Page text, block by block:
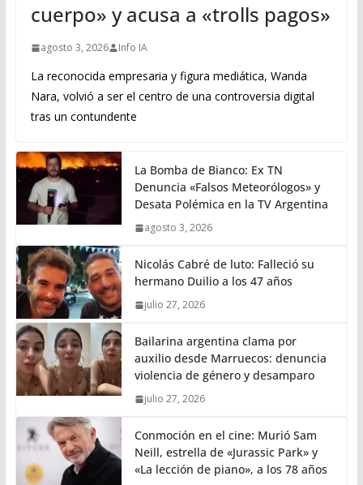
cuerpo» y acusa a «trolls pagos»
agosto 3, 2026 Info IA
La reconocida empresaria y figura mediática, Wanda
Nara, volvió a ser el centro de una controversia digital
tras un contundente
La Bomba de Bianco: Ex TN
Denuncia «Falsos Meteorólogos» y
Desata Polémica en la TV Argentina
agosto 3, 2026
Nicolás Cabré de luto: Falleció su
hermano Duilio a los 47 años
julio 27, 2026
Bailarina argentina clama por
auxilio desde Marruecos: denuncia
violencia de género y desamparo
julio 27, 2026
Conmoción en el cine: Murió Sam
Neill, estrella de «Jurassic Park» y
«La lección de piano», a los 78 años